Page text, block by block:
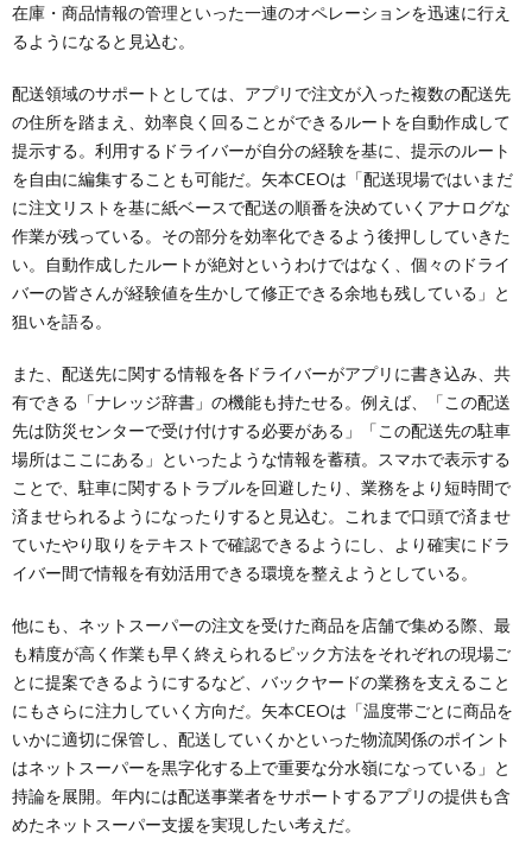
在庫・商品情報の管理といった一連のオペレーションを迅速に行え
るようになると見込む。
配送領域のサポートとしては、アプリで注文が入った複数の配送先
の住所を踏まえ、効率良く回ることができるルートを自動作成して
提示する。利用するドライバーが自分の経験を基に、提示のルート
を自由に編集することも可能だ。矢本CEOは「配送現場ではいまだ
に注文リストを基に紙ベースで配送の順番を決めていくアナログな
作業が残っている。その部分を効率化できるよう後押ししていきた
い。自動作成したルートが絶対というわけではなく、個々のドライ
バーの皆さんが経験値を生かして修正できる余地も残している」と
狙いを語る。
また、配送先に関する情報を各ドライバーがアプリに書き込み、共
有できる「ナレッジ辞書」の機能も持たせる。例えば、「この配送
先は防災センターで受け付けする必要がある」「この配送先の駐車
場所はここにある」といったような情報を蓄積。スマホで表示する
ことで、駐車に関するトラブルを回避したり、業務をより短時間で
済ませられるようになったりすると見込む。これまで口頭で済ませ
ていたやり取りをテキストで確認できるようにし、より確実にドラ
イバー間で情報を有効活用できる環境を整えようとしている。
他にも、ネットスーパーの注文を受けた商品を店舗で集める際、最
も精度が高く作業も早く終えられるピック方法をそれぞれの現場ご
とに提案できるようにするなど、バックヤードの業務を支えること
にもさらに注力していく方向だ。矢本CEOは「温度帯ごとに商品を
いかに適切に保管し、配送していくかといった物流関係のポイント
はネットスーパーを黒字化する上で重要な分水嶺になっている」と
持論を展開。年内には配送事業者をサポートするアプリの提供も含
めたネットスーパー支援を実現したい考えだ。